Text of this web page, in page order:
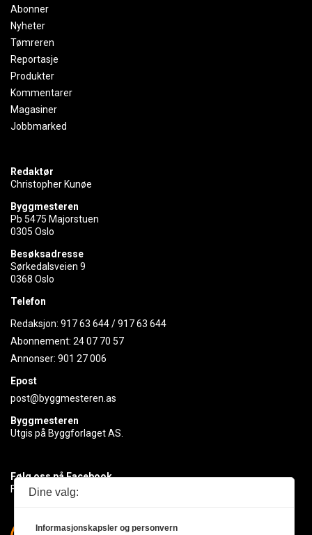
Abonner
Nyheter
Tømreren
Reportasje
Produkter
Kommentarer
Magasiner
Jobbmarked
Redaktør
Christopher Kunøe
Byggmesteren
Pb 5475 Majorstuen
0305 Oslo
Besøksadresse
Sørkedalsveien 9
0368 Oslo
Telefon
Redaksjon: 917 63 644/917 63 644
Abonnement: 24 07 70 57
Annonser: 901 27 006
Epost
post@byggmesteren.as
Byggmesteren
Utgis på Byggforlaget AS.
Følg oss på Facebook
Få med deg det siste innen byggebransjen
Dine valg:
Informasjonskapsler og personvern